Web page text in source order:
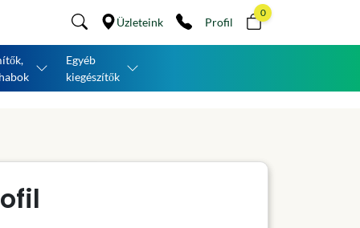
Üzleteink Profil
0
Egyéb
kiegészítők